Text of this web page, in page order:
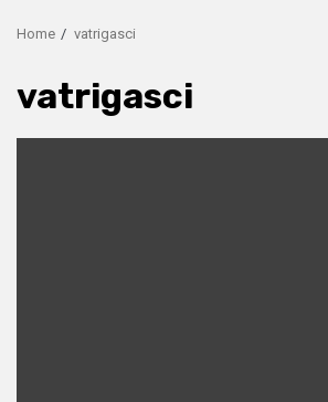
Home vatrigasci
vatrigasci